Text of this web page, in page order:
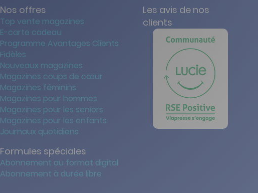
Nos offres
Top vente magazines
E-carte cadeau
Programme Avantages Clients
Fidèles
Nouveaux magazines
Magazines coups de cœur
Magazines féminins
Magazines pour hommes
Magazines pour les seniors
Magazines pour les enfants
Journaux quotidiens
Formules spéciales
Abonnement au format digital
Abonnement à durée libre
Les avis de nos
clients